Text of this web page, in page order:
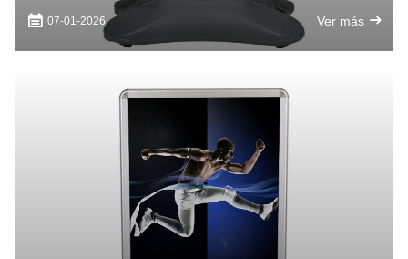
07-01-2026 Ver más